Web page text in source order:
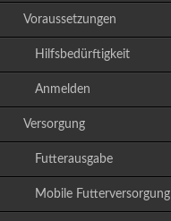
Voraussetzungen
Hilfsbedürftigkeit
Anmelden
Versorgung
Futterausgabe
Mobile Futterversorgung